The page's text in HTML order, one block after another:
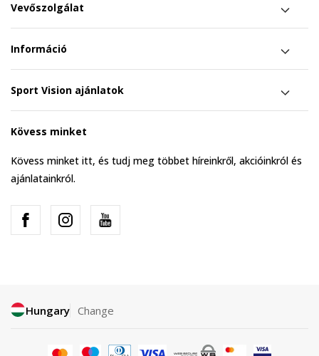
Vevőszolgálat
Információ
Sport Vision ajánlatok
Kövess minket
Kövess minket itt, és tudj meg többet híreinkről, akcióinkról és
ajánlatainkról.
Hungary Change